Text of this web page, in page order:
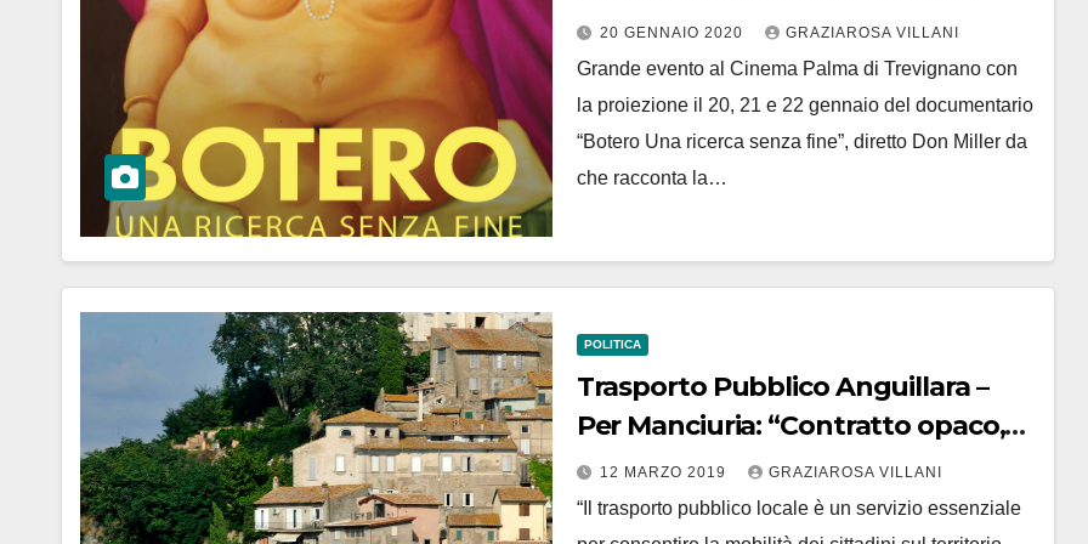
Palma di Trevignano
20 GENNAIO 2020 GRAZIAROSA VILLANI
Grande evento al Cinema Palma di Trevignano con
la proiezione il 20, 21 e 22 gennaio del documentario
“Botero Una ricerca senza fine”, diretto Don Miller da
che racconta la…
POLITICA
Trasporto Pubblico Anguillara –
Per Manciuria: “Contratto opaco,
intervenga Anac”. Danni potenziali
per 95mila euro
12 MARZO 2019 GRAZIAROSA VILLANI
“Il trasporto pubblico locale è un servizio essenziale